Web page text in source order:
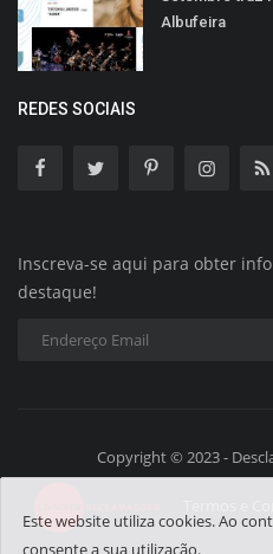
Albufeira
REDES SOCIAIS
Inscreva-se aqui para obter
destaque!
Copyright © 2023 -
Este website utiliza cookies. Ao
consente a sua utilização.